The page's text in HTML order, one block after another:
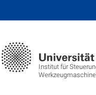
Institut für